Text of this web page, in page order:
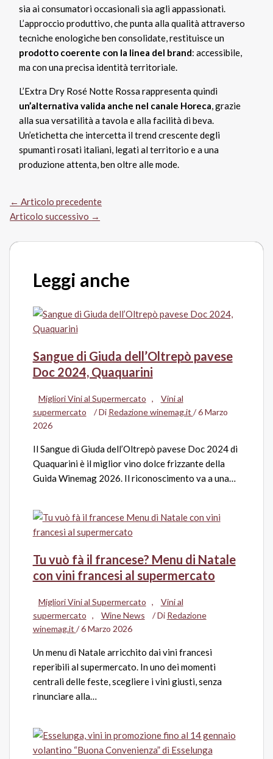
sia ai consumatori occasionali sia agli appassionati.
L’approccio produttivo, che punta alla qualità attraverso
tecniche enologiche ben consolidate, restituisce un
prodotto coerente con la linea del brand: accessibile,
ma con una precisa identità territoriale.
L’Extra Dry Rosé Notte Rossa rappresenta quindi
un’alternativa valida anche nel canale Horeca , grazie
alla sua versatilità a tavola e alla facilità di beva.
Un’etichetta che intercetta il trend crescente degli
spumanti rosati italiani, legati al territorio e a una
produzione attenta, ben oltre alle mode.
← Articolo precedente
Articolo successivo →
Leggi anche
Sangue di Giuda dell’Oltrepò pavese
Doc 2024, Quaquarini
Migliori Vini al Supermercato ,
Vini al
supermercato
/ Di Redazione winemag.it /6 Marzo
2026
Il Sangue di Giuda dell’Oltrepò pavese Doc 2024 di
Quaquarini è il miglior vino dolce frizzante della
Guida Winemag 2026. Il riconoscimento va a una…
Tu vuò fà il francese? Menu di Natale
con vini francesi al supermercato
Migliori Vini al Supermercato ,
Vini al
supermercato , Wine News / Di Redazione
winemag.it /6 Marzo 2026
Un menu di Natale arricchito dai vini francesi
reperibili al supermercato. In uno dei momenti
centrali delle feste, scegliere i vini giusti, senza
rinunciare alla…